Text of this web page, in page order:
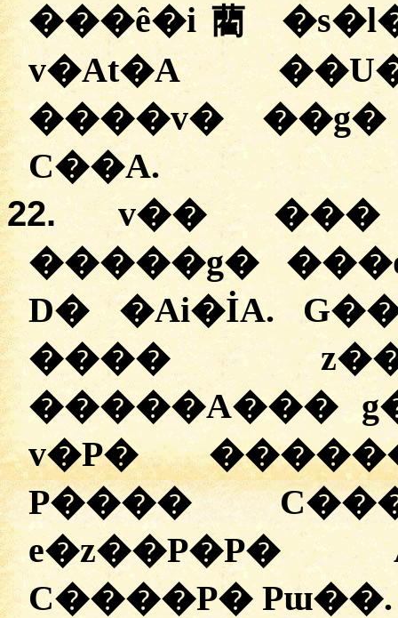
���ê�i藺
v�At�A
����v� ��g�
C��A.
22.
v�� ���
�����g�
D� �Ai�İA.
����
�����A���
v�P�
P����
e�z��P�P�
C����P� Pɯ��.